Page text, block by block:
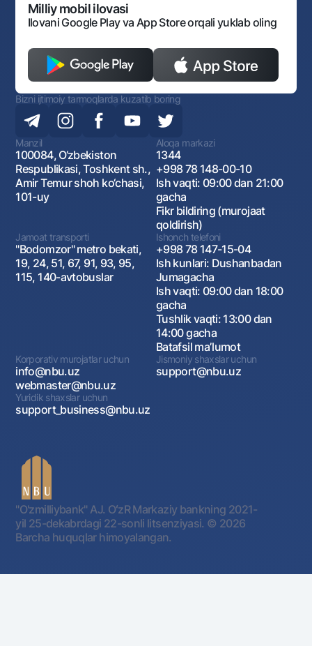
Monopoliyaga qarshi komplaens
Milliy mobil ilovasi
Ilovani Google Play va App Store orqali yuklab oling
Bizni ijtimoiy tarmoqlarda kuzatib boring
Manzil
100084, O‘zbekiston
Respublikasi, Toshkent sh.,
Amir Temur shoh ko‘chasi,
101-uy
Aloqa markazi
1344
+998 78 148-00-10
Ish vaqti: 09:00 dan 21:00
gacha
Fikr bildiring (murojaat
qoldirish)
Jamoat transporti
"Bodomzor" metro bekati,
19, 24, 51, 67, 91, 93, 95,
115, 140-avtobuslar
Ishonch telefoni
+998 78 147-15-04
Ish kunlari: Dushanbadan
Jumagacha
Ish vaqti: 09:00 dan 18:00
gacha
Tushlik vaqti: 13:00 dan
14:00 gacha
Batafsil maʼlumot
Korporativ murojatlar uchun
info@nbu.uz
webmaster@nbu.uz
Jismoniy shaxslar uchun
support@nbu.uz
Yuridik shaxslar uchun
support_business@nbu.uz
"O'zmilliybank" AJ. OʻzR Markaziy bankning 2021-
yil 25-dekabrdagi 22-sonli litsenziyasi. © 2026
Barcha huquqlar himoyalangan.